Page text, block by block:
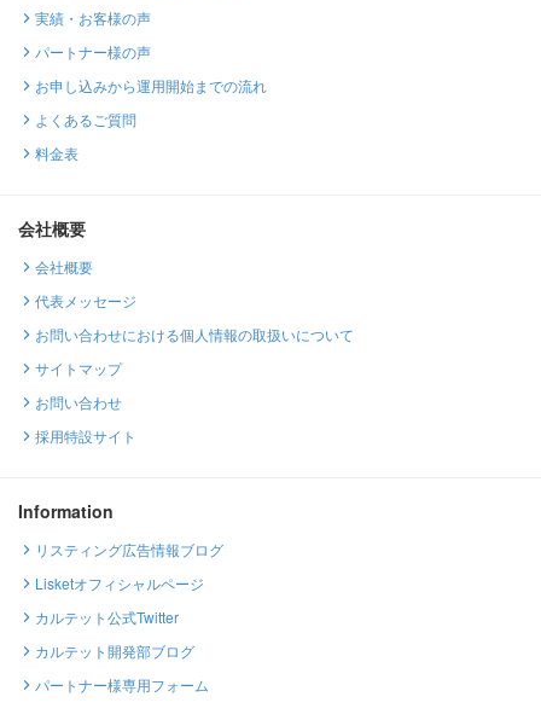
実績・お客様の声
パートナー様の声
お申し込みから運用開始までの流れ
よくあるご質問
料金表
会社概要
会社概要
代表メッセージ
お問い合わせにおける個人情報の取扱いについて
サイトマップ
お問い合わせ
採用特設サイト
Information
リスティング広告情報ブログ
Lisketオフィシャルページ
カルテット公式Twitter
カルテット開発部ブログ
パートナー様専用フォーム